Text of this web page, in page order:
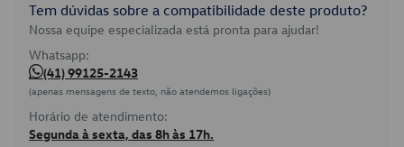
Tem dúvidas sobre a compatibilidade deste produto?
Nossa equipe especializada está pronta para ajudar!
Whatsapp:
(41) 99125-2143
(apenas mensagens de texto, não atendemos ligações)
Horário de atendimento:
Segunda à sexta, das 8h às 17h.